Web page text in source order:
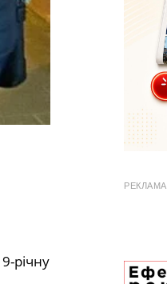
річну
РЕКЛАМА